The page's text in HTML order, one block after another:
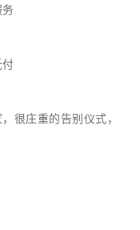
很庄重的告别仪式，